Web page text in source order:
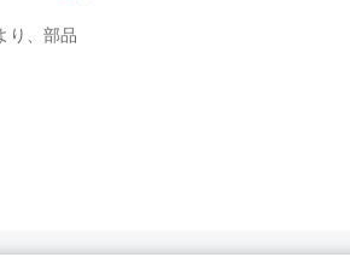
り、部品